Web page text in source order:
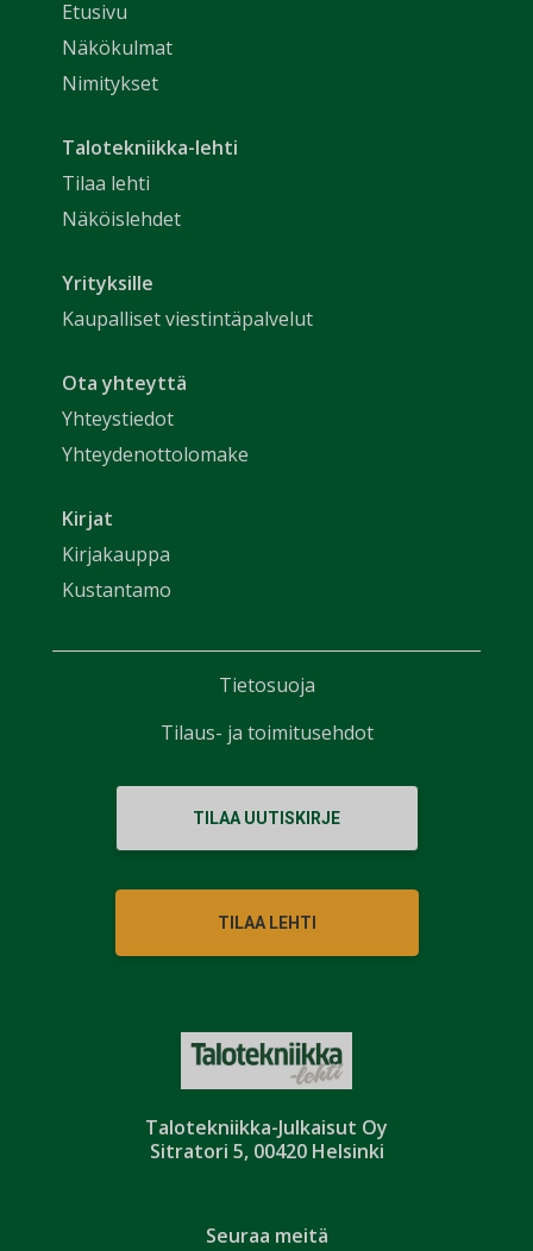
Talotekniikka-Julkaisut Oy
Sitratori 5, 00420 Helsinki
Etusivu
Näkökulmat
Nimitykset
Talotekniikka-lehti
Tilaa lehti
Näköislehdet
Yrityksille
Kaupalliset viestintäpalvelut
Ota yhteyttä
Yhteystiedot
Yhteydenottolomake
Kirjat
Kirjakauppa
Kustantamo
TILAA UUTISKIRJE
TILAA LEHTI
Seuraa meitä
Tietosuoja
Tilaus- ja toimitusehdot